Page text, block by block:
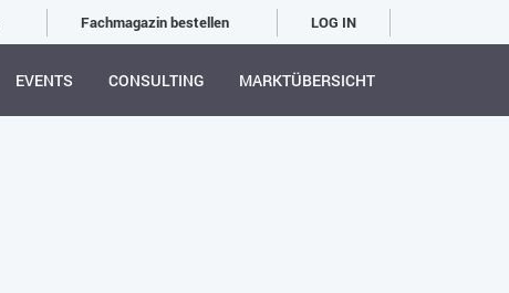
Fachmagazin bestellen LOG IN
EVENTS CONSULTING MARKTÜBERSICHT